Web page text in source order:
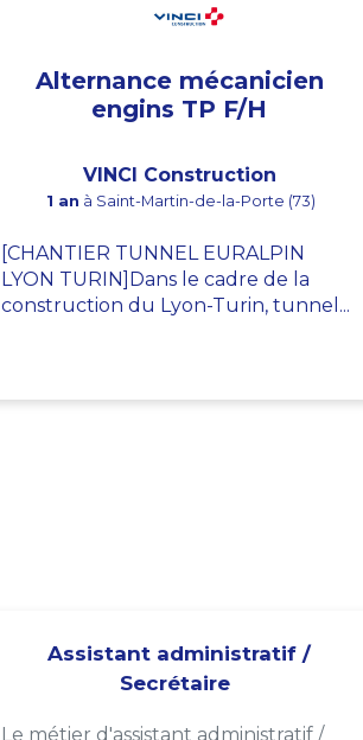
Alternance mécanicien
engins TP F/H
VINCI Construction
1 an à Saint-Martin-de-la-Porte (73)
[CHANTIER TUNNEL EURALPIN
LYON TURIN]Dans le cadre de la
construction du Lyon-Turin, tunnel...
Assistant administratif /
Secrétaire
Le métier d'assistant administratif /